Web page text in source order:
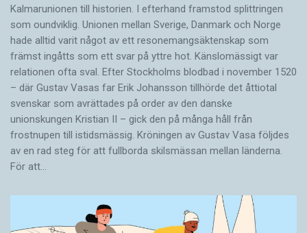
Kalmar­unionen till historien. I efterhand framstod splittringen
som ound­viklig. ­Unionen ­mellan Sverige, Danmark och ­Norge
hade alltid varit något av ett resonemangs­äkten­skap som
främst ingåtts som ett svar på yttre hot. ­Känslomässigt var
rela­tionen ofta sval. Efter Stockholms blodbad i novem­ber 1520
– där Gustav ­Vasas far Erik ­Johans­son tillhörde det åttiotal
svenskar som avrättades på order av den danske
unionskungen Kristian II – gick den på många håll från
frostnupen till istidsmässig. Kröningen av Gustav Vasa följdes
av en rad steg för att fullborda skilsmässan mellan länderna.
För att…